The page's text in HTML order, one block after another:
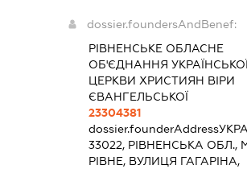
dossier.foundersAndBenef:
РІВНЕНСЬКЕ ОБЛАСНЕ
ОБ'ЄДНАННЯ УКРАЇНСЬКОЇ
ЦЕРКВИ ХРИСТИЯН ВІРИ
ЄВАНГЕЛЬСЬКОЇ
23304381
dossier.founderAddress
33022, РІВНЕНСЬКА ОБЛ.,
РІВНЕ, ВУЛИЦЯ ГАГАРІНА,